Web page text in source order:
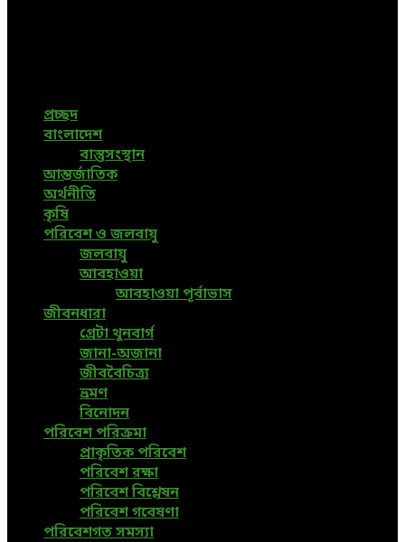
প্রচ্ছদ
বাংলাদেশ
বাস্তুসংস্থান
আন্তর্জাতিক
অর্থনীতি
কৃষি
পরিবেশ ও জলবায়ু
জলবায়ু
আবহাওয়া
আবহাওয়া পূর্বাভাস
জীবনধারা
গ্রেটা থুনবার্গ
জানা-অজানা
জীববৈচিত্র্য
ভ্রমণ
বিনোদন
পরিবেশ পরিক্রমা
প্রাকৃতিক পরিবেশ
পরিবেশ রক্ষা
পরিবেশ বিশ্লেষন
পরিবেশ গবেষণা
পরিবেশগত সমস্যা